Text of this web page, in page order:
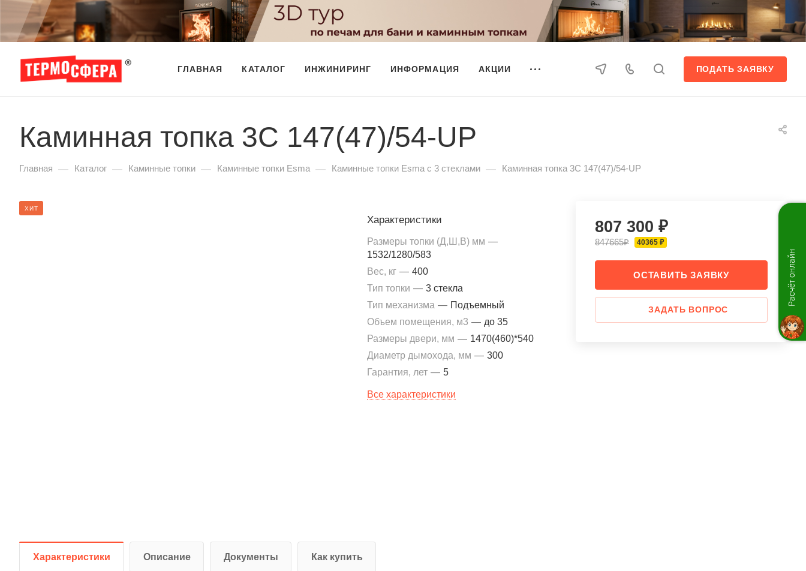
ГЛАВНАЯ КАТАЛОГ ИНЖИНИРИНГ ИНФОРМАЦИЯ АКЦИИ ПОДАТЬ ЗАЯВКУ
Каминная топка 3С 147(47)/54-UP
Главная — Каталог — Каминные топки — Каминные топки Esma — Каминные топки Esma с 3 стеклами — Каминная топка 3С 147(47)/54-UP
807 300 ₽
847665₽ 40365 ₽
ОСТАВИТЬ ЗАЯВКУ
ЗАДАТЬ ВОПРОС
ХИТ
Характеристики
Размеры топки (Д,Ш,В) мм —
1532/1280/583
Вес, кг — 400
Тип топки — 3 стекла
Тип механизма — Подъемный
Объем помещения, м3 — до 35
Размеры двери, мм — 1470(460)*540
Диаметр дымохода, мм — 300
Гарантия, лет — 5
Все характеристики
Характеристики Описание Документы Как купить
Расчёт онлайн